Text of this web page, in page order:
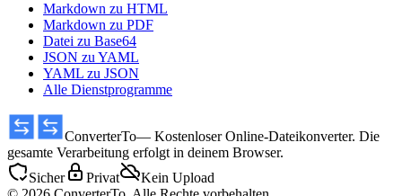
Markdown zu HTML
Markdown zu PDF
Datei zu Base64
JSON zu YAML
YAML zu JSON
Alle Dienstprogramme
ConverterTo— Kostenloser Online-Dateikonverter. Die
gesamte Verarbeitung erfolgt in deinem Browser.
Sicher
Privat
Kein Upload